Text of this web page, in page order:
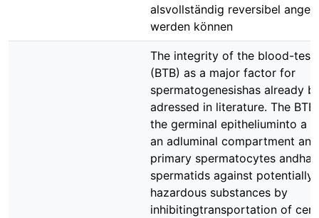
alsvollständig reversibel
werden können
The integrity of the blood-
(BTB) as a major factor for
spermatogenesishas already
adressed in literature. The
the germinal epitheliuminto a
an adluminal compartment
primary spermatocytes
spermatids against potentially
hazardous substances by
inhibitingtransportation of